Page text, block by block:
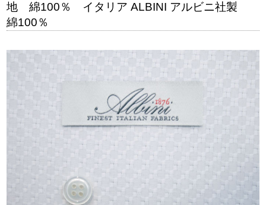
地 綿100％ イタリア ALBINI アルビニ社製
綿100％